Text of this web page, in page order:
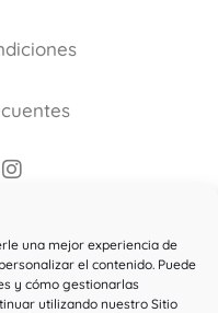
una mejor experiencia de
el contenido. Puede
y cómo gestionarlas
utilizando nuestro Sitio
Colibrí.
reservados.